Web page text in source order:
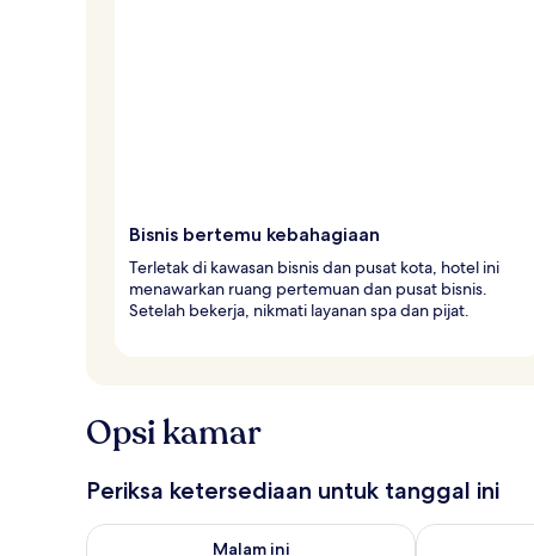
Bisnis bertemu kebahagiaan
Terletak di kawasan bisnis dan pusat kota, hotel ini
menawarkan ruang pertemuan dan pusat bisnis.
Setelah bekerja, nikmati layanan spa dan pijat.
Opsi kamar
Periksa ketersediaan untuk tanggal ini
Malam ini
Periksa ketersediaan untuk malam ini Agu 9 - Agu 10
Periksa